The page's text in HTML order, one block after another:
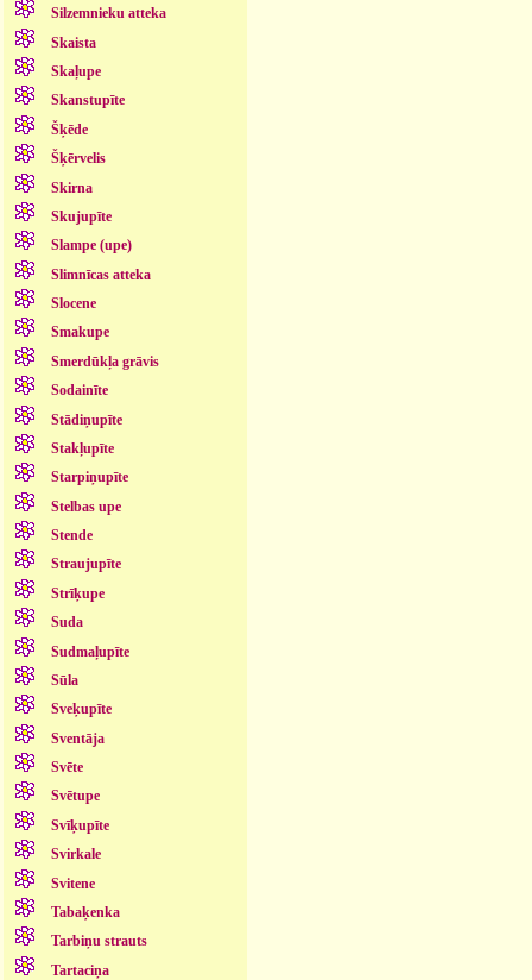
Silzemnieku atteka
Skaista
Skaļupe
Skanstupīte
Šķēde
Šķērvelis
Skirna
Skujupīte
Slampe (upe)
Slimnīcas atteka
Slocene
Smakupe
Smerdūkļa grāvis
Sodainīte
Stādiņupīte
Stakļupīte
Starpiņupīte
Stelbas upe
Stende
Straujupīte
Strīķupe
Suda
Sudmaļupīte
Sūla
Sveķupīte
Sventāja
Svēte
Svētupe
Svīķupīte
Svirkale
Svitene
Tabaķenka
Tarbiņu strauts
Tartaciņa